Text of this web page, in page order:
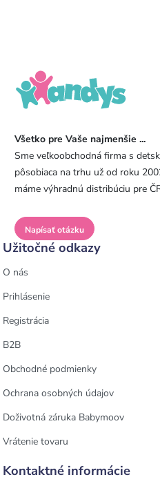
Všetko pre Vaše najmenšie ...
Sme veľkoobchodná firma s
pôsobiaca na trhu už od roku
máme výhradnú distribúciu pre
Napísať otázku
Užitočné odkazy
O nás
Prihlásenie
Registrácia
B2B
Obchodné podmienky
Ochrana osobných údajov
Doživotná záruka Babymoov
Vrátenie tovaru
Kontaktné informácie